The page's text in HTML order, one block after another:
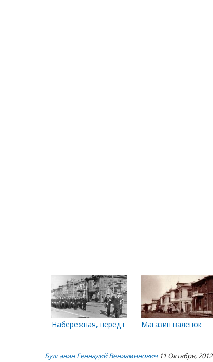
Набережная, перед пл. Профсоюзов
Магазин валенок
Булганин Геннадий Вениаминович 11 Октября, 2012